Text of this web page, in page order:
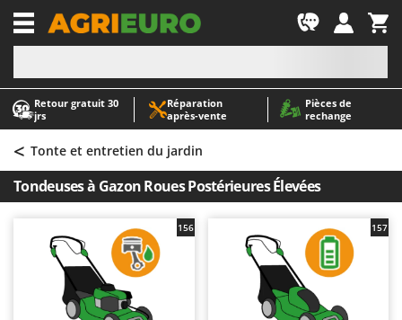
Retour gratuit 30
jrs
Réparation
après‑vente
Pièces de
rechange
-1
A
Abris de jardin
Accessoires pour tracteurs tondeuses autoportés
Aérateurs Scarificateurs pour gazon
Arracheuses de pommes de terre pour tracteur
Aspirateurs - Balais Électriques
Aspirateurs à cendres
Aspirateurs à feuilles sur roues
Aspirateurs de piscine
A
AgriEuro Premium
AgriEuro TOP-LINE
AGT
Airmec
AL-KO
ALA 2000
< Tonte et entretien du jardin
Tondeuses à Gazon Roues Postérieures Élevées
156 157